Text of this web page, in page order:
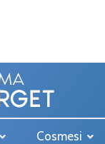
Cosmesi